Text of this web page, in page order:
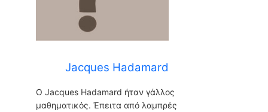
Jacques Hadamard
Ο Jacques Hadamard ήταν γάλλος
μαθηματικός. Έπειτα από λαμπρές